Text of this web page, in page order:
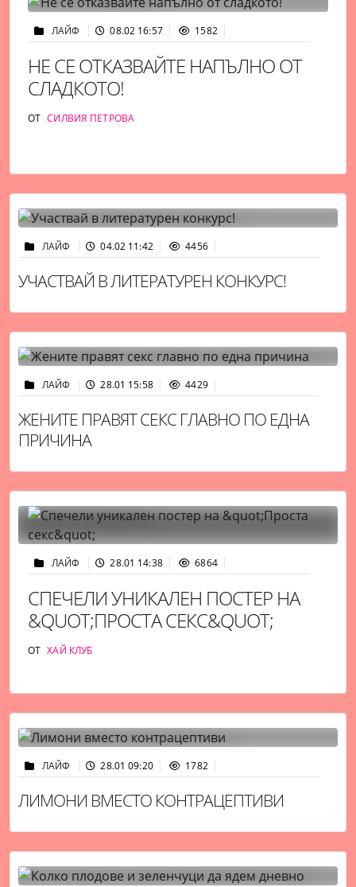
ЛАЙФ 08.02 16:57 1582
НЕ СЕ ОТКАЗВАЙТЕ НАПЪЛНО ОТ
СЛАДКОТО!
ОТ СИЛВИЯ ПЕТРОВА
ЛАЙФ 04.02 11:42 4456
УЧАСТВАЙ В ЛИТЕРАТУРЕН КОНКУРС!
ЛАЙФ 28.01 15:58 4429
ЖЕНИТЕ ПРАВЯТ СЕКС ГЛАВНО ПО ЕДНА
ПРИЧИНА
ЛАЙФ 28.01 14:38 6864
СПЕЧЕЛИ УНИКАЛЕН ПОСТЕР НА
&QUOT;ПРОСТА СЕКС&QUOT;
ОТ ХАЙ КЛУБ
ЛАЙФ 28.01 09:20 1782
ЛИМОНИ ВМЕСТО КОНТРАЦЕПТИВИ